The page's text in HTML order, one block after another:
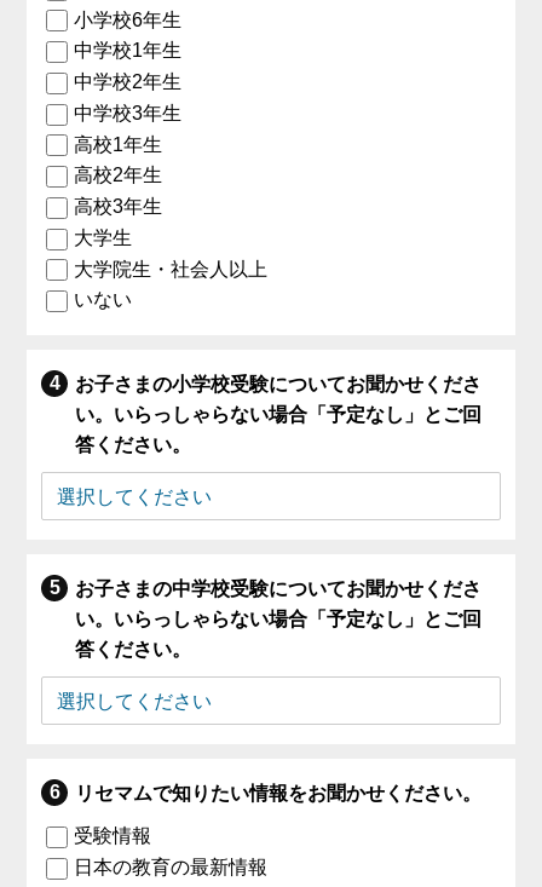
小学校6年生
中学校1年生
中学校2年生
中学校3年生
高校1年生
高校2年生
高校3年生
大学生
大学院生・社会人以上
いない
お子さまの小学校受験についてお聞かせくださ
い。いらっしゃらない場合「予定なし」とご回
答ください。
お子さまの中学校受験についてお聞かせくださ
い。いらっしゃらない場合「予定なし」とご回
答ください。
リセマムで知りたい情報をお聞かせください。
受験情報
日本の教育の最新情報